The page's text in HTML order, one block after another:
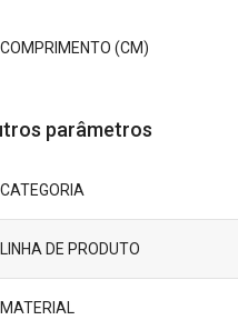
COMPRIMENTO (CM)
parâmetros
CATEGORIA
LINHA DE PRODUTO
MATERIAL